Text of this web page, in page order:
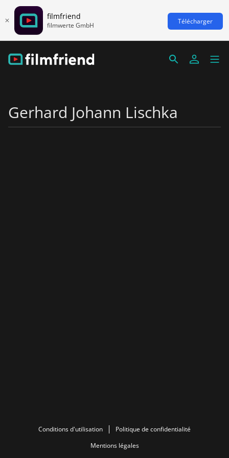
filmfriend
filmwerte GmbH Télécharger
Gerhard Johann Lischka
Conditions d'utilisation
Politique de confidentialité
Mentions légales